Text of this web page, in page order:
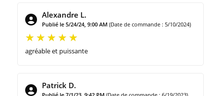
Alexandre L.
Publié le 5/24/24, 9:00 AM (Date de commande : 5/10/2024)
agréable et puissante
Patrick D.